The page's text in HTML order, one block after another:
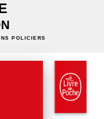
POLICIERS